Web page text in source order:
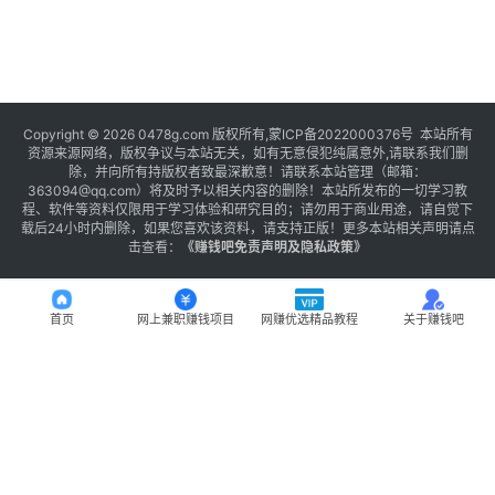
Copyright © 2026 0478g.com 版权所有,蒙ICP备2022000376号 本站所有
资源来源网络，版权争议与本站无关，如有无意侵犯纯属意外,请联系我们删
除，并向所有持版权者致最深歉意！请联系本站管理（邮箱：
363094@qq.com）将及时予以相关内容的删除！本站所发布的一切学习教
程、软件等资料仅限用于学习体验和研究目的；请勿用于商业用途，请自觉下
载后24小时内删除，如果您喜欢该资料，请支持正版！更多本站相关声明请点
击查看：
《赚钱吧免责声明及隐私政策》
首页 网上兼职赚钱项目 网赚优选精品教程 关于赚钱吧